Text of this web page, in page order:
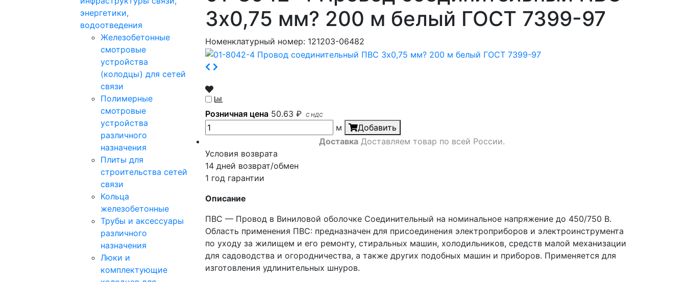
энергетики,
водоотведения
Железобетонные
смотровые
устройства
(колодцы) для сетей
связи
Полимерные
смотровые
устройства
различного
назначения
Плиты для
строительства сетей
связи
Кольца
железобетонные
Трубы и аксессуары
различного
назначения
Люки и
комплектующие
3x0,75 мм? 200 м белый ГОСТ 7399-97
Номенклатурный номер: 121203-06482
Розничная цена 50.63 ₽ С НДС
м
Добавить
ДоставкаДоставляем товар по всей России.
Условия возврата
14 дней возврат/обмен
1 год гарантии
Описание
ПВС — Провод в Виниловой оболочке Соединительный на номинальное напряжение до 450/750 В.
Область применения ПВС: предназначен для присоединения электроприборов и электроинструмента
по уходу за жилищем и его ремонту, стиральных машин, холодильников, средств малой механизации
для садоводства и огородничества, а также других подобных машин и приборов. Применяется для
изготовления удлинительных шнуров.